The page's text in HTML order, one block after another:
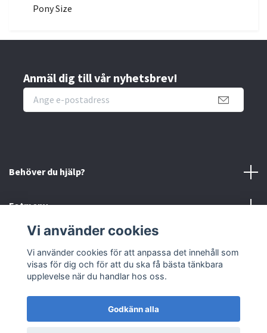
Pony Size
Anmäl dig till vår nyhetsbrev!
Behöver du hjälp?
Fotmeny
Sociala medier
Retur
Vi använder cookies
Vi använder cookies för att anpassa det innehåll som
visas för dig och för att du ska få bästa tänkbara
upplevelse när du handlar hos oss.
Godkänn alla